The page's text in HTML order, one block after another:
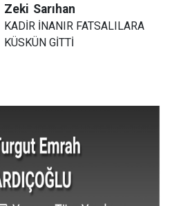
Zeki Sarıhan
KADİR İNANIR FATSALILARA
KÜSKÜN GİTTİ